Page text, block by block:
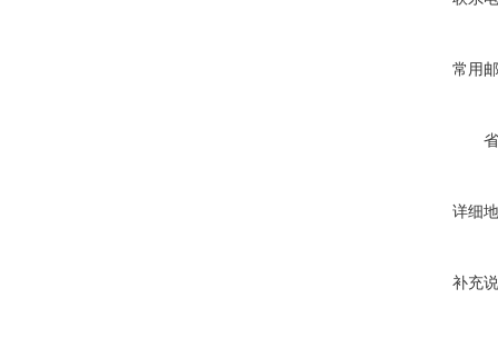
常用
详细
补充